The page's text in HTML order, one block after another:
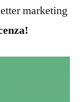
marketing